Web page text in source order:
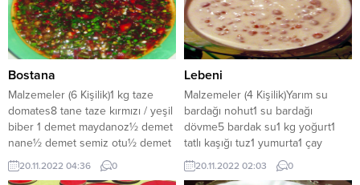
zeytinyağı, dövülmüş sarımsak ve
tuz konularak karıştırılır ve
közlenmiş biberlerin üzerine
dökülür.
sair zamanlar çocukların severek
yedikleri bir yiyecektir.
Bostana
Malzemeler (6 Kişilik)1 kg taze
domates8 tane taze kırmızı / yeşil
biber 1 demet maydanoz½ demet
nane½ demet semiz otu½ demet
yeşil soğan Tuz Ekşi olarakKoruk
suyu, nar suyu ya da nar pekmezi
20.11.2022 04:36 0
Lebeni
Malzemeler (4 Kişilik)Yarım su
bardağı nohut1 su bardağı
dövme5 bardak su1 kg yoğurt1
tatlı kaşığı tuz1 yumurta1 çay
kaşığı nane1 çay kaşığı pul biber
HazırlanışıGeceden ıslatılan nohut
20.11.2022 02:03 0